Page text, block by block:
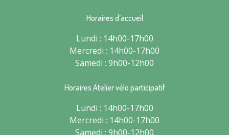
Horaires d’accueil
Lundi : 14h00-17h00
Mercredi : 14h00-17h00
Samedi : 9h00-12h00
Horaires Atelier vélo participatif
Lundi : 14h00-17h00
Mercredi : 14h00-17h00
Samedi : 9h00-12h00